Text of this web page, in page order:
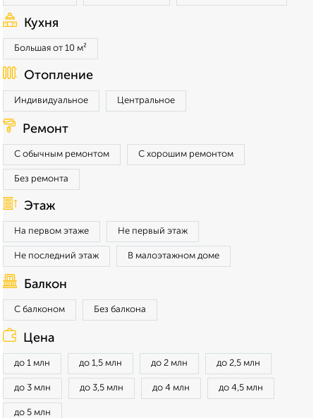
Кухня
Большая от 10 м²
Отопление
Индивидуальное Центральное
Ремонт
С обычным ремонтом С хорошим ремонтом
Без ремонта
Этаж
На первом этаже Не первый этаж
Не последний этаж В малоэтажном доме
Балкон
С балконом Без балкона
Цена
до 1 млн до 1,5 млн до 2 млн до 2,5 млн
до 3 млн до 3,5 млн до 4 млн до 4,5 млн
до 5 млн